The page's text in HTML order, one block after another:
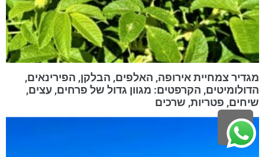
מגדיר צמחיית אירופה, האלפים, הבלקן, הפירינאים,
הדולומיטים, הקרפטים: מגוון גדול של פרחים, עצים,
שיחים, פטריות, שרכים
גלילה
לראש